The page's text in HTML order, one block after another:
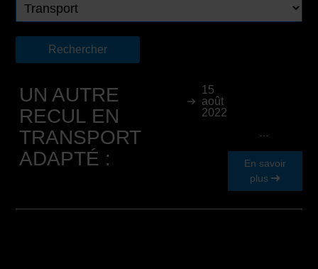
UN AUTRE
RECUL EN
TRANSPORT
ADAPTÉ :
15
août
2022
En savoir
plus